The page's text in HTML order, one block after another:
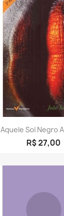
Aquele Sol Negro
R$ 27,00